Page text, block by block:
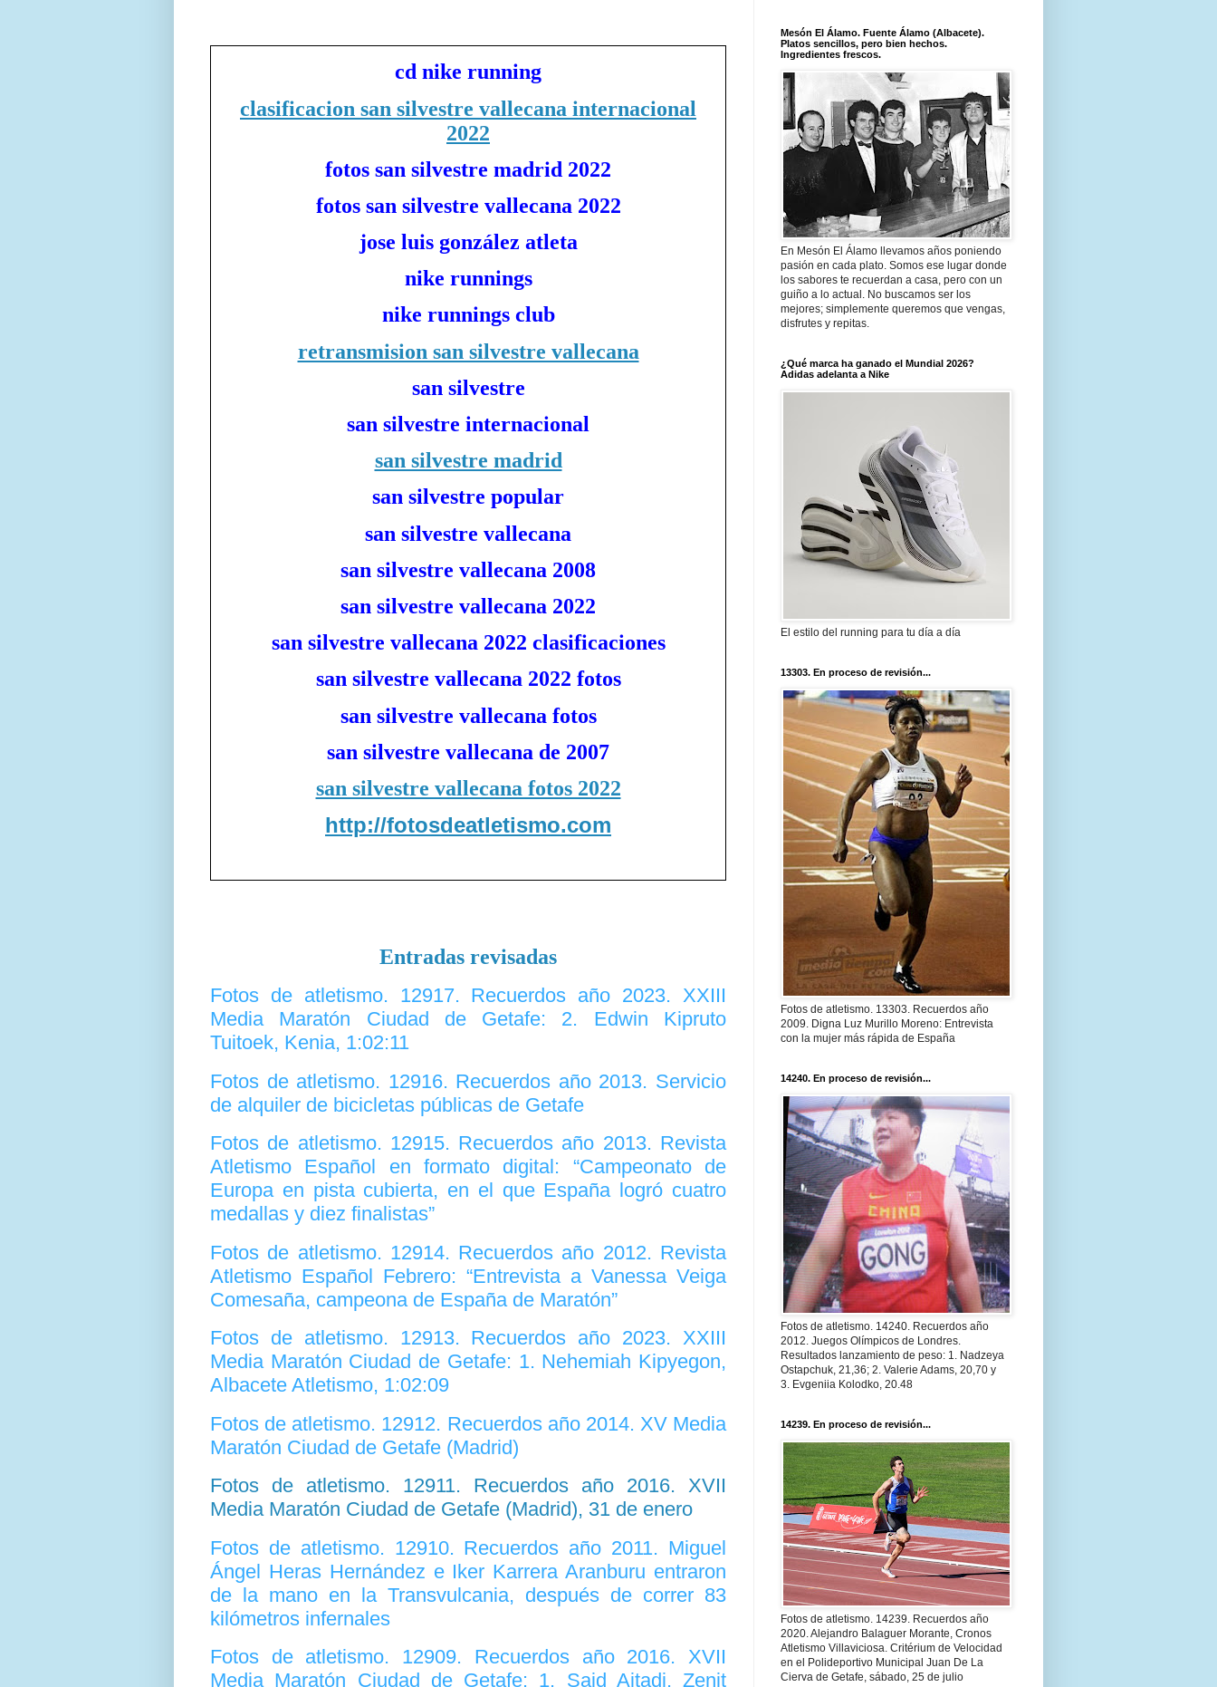
cd nike running
clasificacion san silvestre vallecana internacional
2022
fotos san silvestre madrid 2022
fotos san silvestre vallecana 2022
jose luis gonzález atleta
nike runnings
nike runnings club
retransmision san silvestre vallecana
san silvestre
san silvestre internacional
san silvestre madrid
san silvestre popular
san silvestre vallecana
san silvestre vallecana 2008
san silvestre vallecana 2022
san silvestre vallecana 2022 clasificaciones
san silvestre vallecana 2022 fotos
san silvestre vallecana fotos
san silvestre vallecana de 2007
san silvestre vallecana fotos 2022
http://fotosdeatletismo.com
Entradas revisadas
Fotos de atletismo. 12917. Recuerdos año 2023. XXIII
Media Maratón Ciudad de Getafe: 2. Edwin Kipruto
Tuitoek, Kenia, 1:02:11
Fotos de atletismo. 12916. Recuerdos año 2013. Servicio
de alquiler de bicicletas públicas de Getafe
Fotos de atletismo. 12915. Recuerdos año 2013. Revista
Atletismo Español en formato digital: “Campeonato de
Europa en pista cubierta, en el que España logró cuatro
medallas y diez finalistas”
Fotos de atletismo. 12914. Recuerdos año 2012. Revista
Atletismo Español Febrero: “Entrevista a Vanessa Veiga
Comesaña, campeona de España de Maratón”
Fotos de atletismo. 12913. Recuerdos año 2023. XXIII
Media Maratón Ciudad de Getafe: 1. Nehemiah Kipyegon,
Albacete Atletismo, 1:02:09
Fotos de atletismo. 12912. Recuerdos año 2014. XV Media
Maratón Ciudad de Getafe (Madrid)
Fotos de atletismo. 12911. Recuerdos año 2016. XVII
Media Maratón Ciudad de Getafe (Madrid), 31 de enero
Fotos de atletismo. 12910. Recuerdos año 2011. Miguel
Ángel Heras Hernández e Iker Karrera Aranburu entraron
de la mano en la Transvulcania, después de correr 83
kilómetros infernales
Fotos de atletismo. 12909. Recuerdos año 2016. XVII
Media Maratón Ciudad de Getafe: 1. Said Aitadi, Zenit
Mesón El Álamo. Fuente Álamo (Albacete).
Platos sencillos, pero bien hechos.
Ingredientes frescos.
En Mesón El Álamo llevamos años poniendo
pasión en cada plato. Somos ese lugar donde
los sabores te recuerdan a casa, pero con un
guiño a lo actual. No buscamos ser los
mejores; simplemente queremos que vengas,
disfrutes y repitas.
¿Qué marca ha ganado el Mundial 2026?
Adidas adelanta a Nike
El estilo del running para tu día a día
13303. En proceso de revisión...
Fotos de atletismo. 13303. Recuerdos año
2009. Digna Luz Murillo Moreno: Entrevista
con la mujer más rápida de España
14240. En proceso de revisión...
Fotos de atletismo. 14240. Recuerdos año
2012. Juegos Olímpicos de Londres.
Resultados lanzamiento de peso: 1. Nadzeya
Ostapchuk, 21,36; 2. Valerie Adams, 20,70 y
3. Evgeniia Kolodko, 20.48
14239. En proceso de revisión...
Fotos de atletismo. 14239. Recuerdos año
2020. Alejandro Balaguer Morante, Cronos
Atletismo Villaviciosa. Critérium de Velocidad
en el Polideportivo Municipal Juan De La
Cierva de Getafe, sábado, 25 de julio